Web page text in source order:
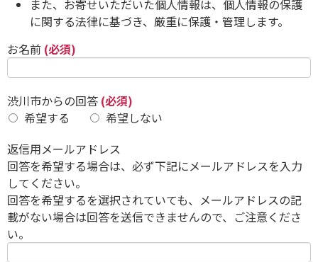
また、お寄せいただいた個人情報は、個人情報の保護
に関する法律に基づき、厳重に保護・管理します。
お名前 (必須)
渋川市からの回答 (必須)
希望する
希望しない
返信用メールアドレス
回答を希望する場合は、必ず下記にメールアドレスを入力
してください。
回答を希望するを選択されていても、メールアドレスの記
載がない場合は回答を送信できませんので、ご注意くださ
い。